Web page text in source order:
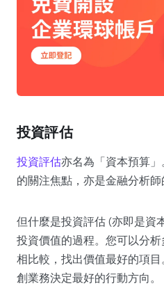
投資評估
投資評估亦名為「資本預算
的關注焦點，亦是金融分析師
但什麼是投資評估 (亦即是資
投資價值的過程。您可以分
相比較，找出價值最好的項
創業務決定最好的行動方向。